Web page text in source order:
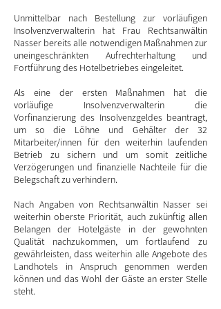
Unmittelbar nach Bestellung zur vorläufigen
Insolvenzverwalterin hat Frau Rechtsanwältin
Nasser bereits alle notwendigen Maßnahmen zur
uneingeschränkten Aufrechterhaltung und
Fortführung des Hotelbetriebes eingeleitet.
Als eine der ersten Maßnahmen hat die
vorläufige Insolvenzverwalterin die
Vorfinanzierung des Insolvenzgeldes beantragt,
um so die Löhne und Gehälter der 32
Mitarbeiter/innen für den weiterhin laufenden
Betrieb zu sichern und um somit zeitliche
Verzögerungen und finanzielle Nachteile für die
Belegschaft zu verhindern.
Nach Angaben von Rechtsanwältin Nasser sei
weiterhin oberste Priorität, auch zukünftig allen
Belangen der Hotelgäste in der gewohnten
Qualität nachzukommen, um fortlaufend zu
gewährleisten, dass weiterhin alle Angebote des
Landhotels in Anspruch genommen werden
können und das Wohl der Gäste an erster Stelle
steht.